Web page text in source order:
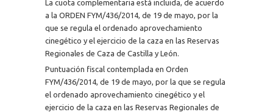
La cuota complementaria está incluida, de acuerdo
a la ORDEN FYM/436/2014, de 19 de mayo, por la
que se regula el ordenado aprovechamiento
cinegético y el ejercicio de la caza en las Reservas
Regionales de Caza de Castilla y León.
Puntuación fiscal contemplada en Orden
FYM/436/2014, de 19 de mayo, por la que se regula
el ordenado aprovechamiento cinegético y el
ejercicio de la caza en las Reservas Regionales de